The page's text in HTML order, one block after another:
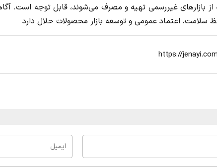
از بازارهای غیررسمی تهیه و مصرف می‌شوند، قابل توجه است.
اعتماد عمومی و توسعه بازار محصولات حلال دارد